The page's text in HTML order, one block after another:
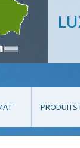
PRODUITS